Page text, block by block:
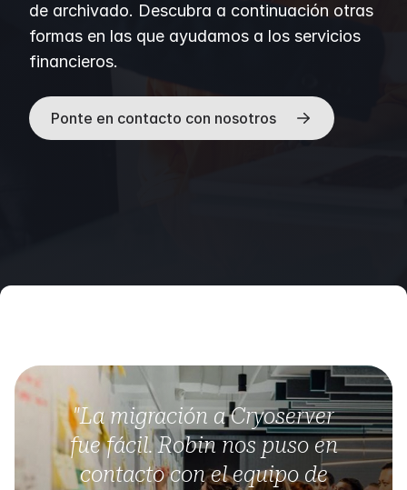
de archivado. Descubra a continuación otras
formas en las que ayudamos a los servicios
financieros.
Ponte en contacto con nosotros
"La migración a Cryoserver
fue fácil. Robin nos puso en
contacto con el equipo de